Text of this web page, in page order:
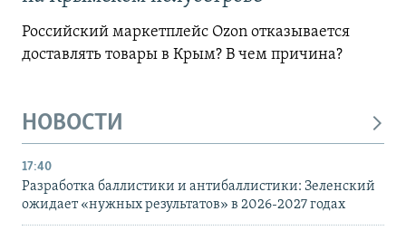
Российский маркетплейс Ozon отказывается
доставлять товары в Крым? В чем причина?
НОВОСТИ
17:40
Разработка баллистики и антибаллистики: Зеленский
ожидает «нужных результатов» в 2026-2027 годах